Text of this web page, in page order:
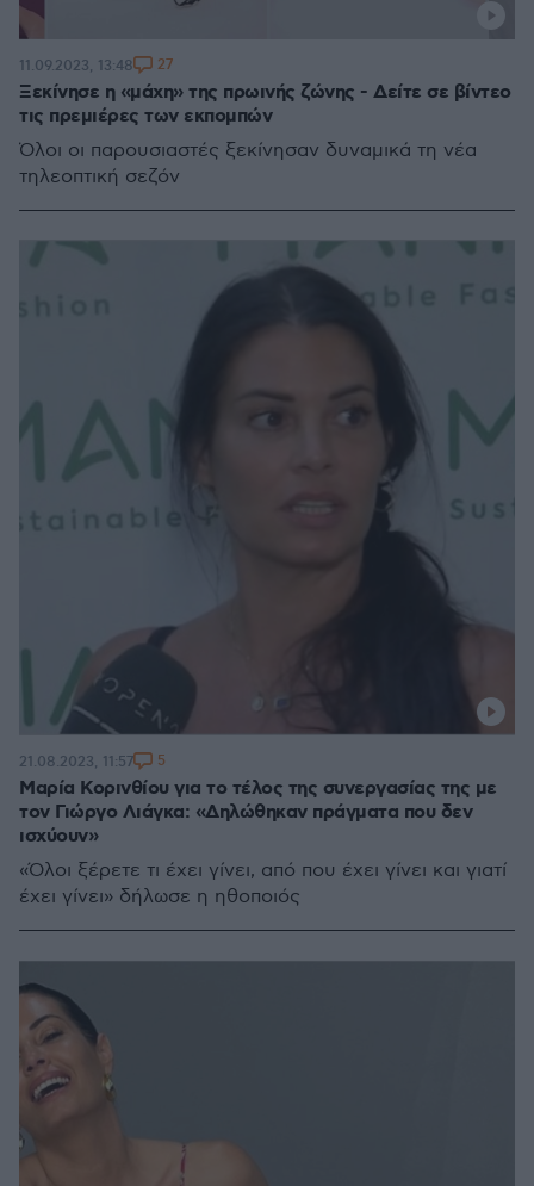
Ξεκίνησε η «μάχη» της πρωινής ζώνης - Δείτε σε βίντεο
τις πρεμιέρες των εκπομπών
Όλοι οι παρουσιαστές ξεκίνησαν δυναμικά τη νέα
τηλεοπτική σεζόν
11.09.2023, 13:48 27
Μαρία Κορινθίου για το τέλος της συνεργασίας της με
τον Γιώργο Λιάγκα: «Δηλώθηκαν πράγματα που δεν
ισχύουν»
«Όλοι ξέρετε τι έχει γίνει, από που έχει γίνει και γιατί
έχει γίνει» δήλωσε η ηθοποιός
21.08.2023, 11:57 5